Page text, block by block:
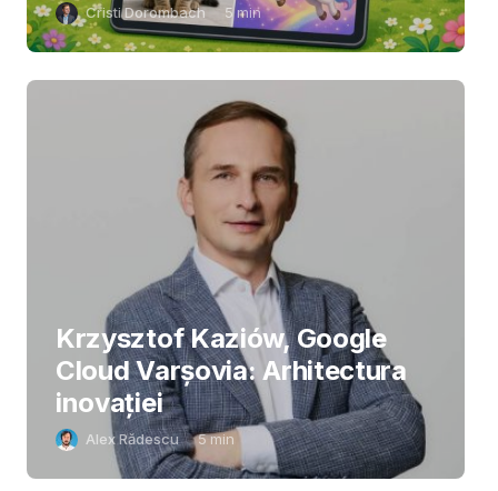
Cristi Dorombach 5 min
Krzysztof Kaziów, Google
Cloud Varșovia: Arhitectura
inovaţiei
Alex Rădescu 5min